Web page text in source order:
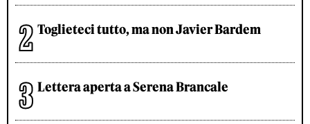
Toglieteci tutto, ma non Javier Bardem
Lettera aperta a Serena Brancale